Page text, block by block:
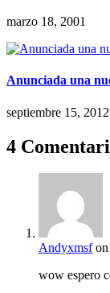
marzo 18, 2001
Anunciada una
septiembre 15, 2012
4
Andyxmsf
wow espero